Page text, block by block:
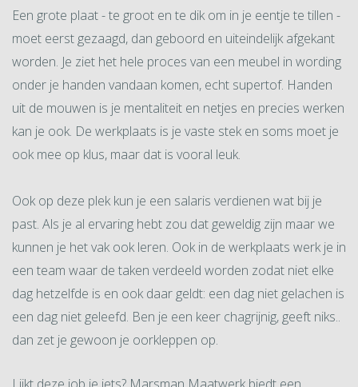
Een grote plaat - te groot en te dik om in je eentje te tillen -
moet eerst gezaagd, dan geboord en uiteindelijk afgekant
worden. Je ziet het hele proces van een meubel in wording
onder je handen vandaan komen, echt supertof. Handen
uit de mouwen is je mentaliteit en netjes en precies werken
kan je ook. De werkplaats is je vaste stek en soms moet je
ook mee op klus, maar dat is vooral leuk.
Ook op deze plek kun je een salaris verdienen wat bij je
past. Als je al ervaring hebt zou dat geweldig zijn maar we
kunnen je het vak ook leren. Ook in de werkplaats werk je in
een team waar de taken verdeeld worden zodat niet elke
dag hetzelfde is en ook daar geldt: een dag niet gelachen is
een dag niet geleefd. Ben je een keer chagrijnig, geeft niks..
dan zet je gewoon je oorkleppen op.